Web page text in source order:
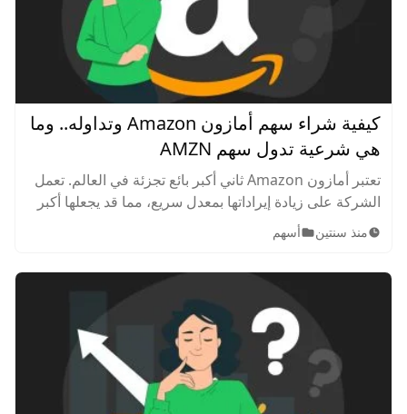
كيفية شراء سهم أمازون Amazon وتداوله.. وما
هي شرعية تدول سهم AMZN
تعتبر أمازون Amazon ثاني أكبر بائع تجزئة في العالم. تعمل
الشركة على زيادة إيراداتها بمعدل سريع، مما قد يجعلها أكبر
سهم AMZN وشرعية تداوله.
منذ سنتين أسهم